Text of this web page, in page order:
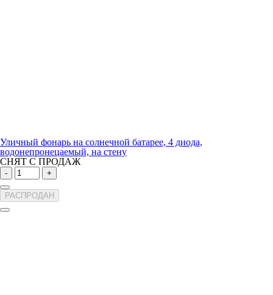
Уличный фонарь на солнечной батарее, 4 диода,
водонепронецаемый, на стену
СНЯТ С ПРОДАЖ
- +
РАСПРОДАН